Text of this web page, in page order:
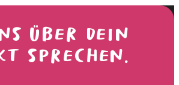
ÜBER DEIN
SPRECHEN.